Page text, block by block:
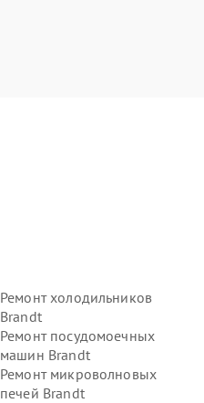
Ремонт холодильников
Brandt
Ремонт посудомоечных
машин Brandt
Ремонт микроволновых
печей Brandt